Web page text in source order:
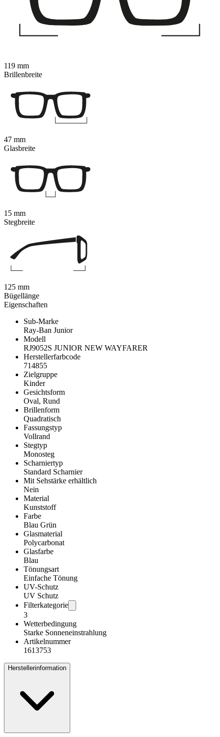
Eigenschaften
Sub-Marke
Ray-Ban Junior
Modell
RJ9052S JUNIOR NEW WAYFARER
Herstellerfarbcode
714855
Zielgruppe
Kinder
Gesichtsform
Oval, Rund
Brillenform
Quadratisch
Fassungstyp
Vollrand
Stegtyp
Monosteg
Scharniertyp
Standard Scharnier
Mit Sehstärke erhältlich
Nein
Material
Kunststoff
Farbe
Blau Grün
Glasmaterial
Polycarbonat
Glasfarbe
Blau
Tönungsart
Einfache Tönung
UV-Schutz
UV Schutz
Filterkategorie
3
Wetterbedingung
Starke Sonneneinstrahlung
Artikelnummer
1613753
Herstellerinformation
119 mm
Brillenbreite
47 mm
Glasbreite
15 mm
Stegbreite
125 mm
Bügellänge